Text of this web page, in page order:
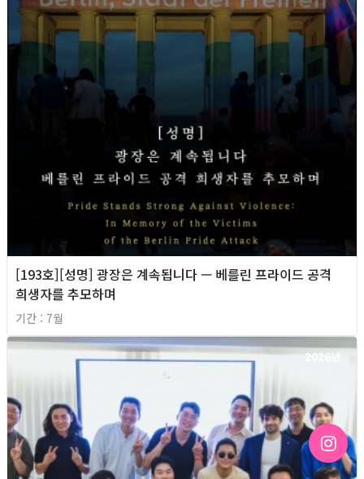
[193호][성명] 광장은 계속됩니다 — 베를린 프라이드 공격
희생자를 추모하며
기간 : 7월
2026년